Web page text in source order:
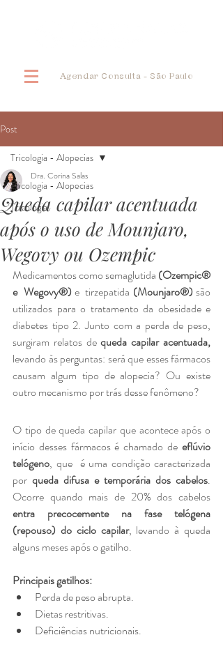
Agendar Consulta - São Paulo
Post
Tricologia - Alopecias
Tricologia
Tricologia - Alopecias
Queda capilar acentuada
após o uso de Mounjaro,
Wegovy ou Ozempic
Dra. Corina Salas
Medicamentos como semaglutida (Ozempic®
e  Wegovy®) e  tirzepatida (Mounjaro®) são
utilizados para o tratamento da obesidade e
diabetes tipo 2. Junto com a perda de peso,
surgiram relatos de
levando às perguntas: será que esses fármacos
causam algum tipo de alopecia? Ou existe
outro mecanismo por trás desse fenômeno?
O tipo de queda capilar que acontece após o
início desses fármacos é chamado de eflúvio
telógeno, que  é uma condição caracterizada
por queda difusa e temporária dos cabelos.
entra precocemente na fase telógena
(repouso) do ciclo capilar, levando à queda
alguns meses após o gatilho.
Principais gatilhos:
Perda de peso abrupta.
Dietas restritivas.
Deficiências nutricionais.